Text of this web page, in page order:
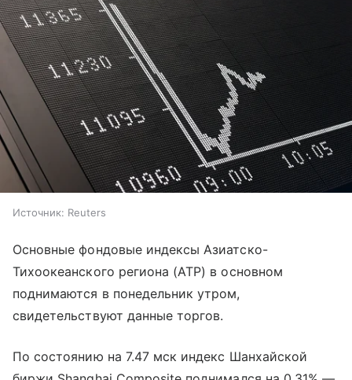
Источник: Reuters
Основные фондовые индексы Азиатско-
Тихоокеанского региона (АТР) в основном
поднимаются в понедельник утром,
свидетельствуют данные торгов.
По состоянию на 7.47 мск индекс Шанхайской